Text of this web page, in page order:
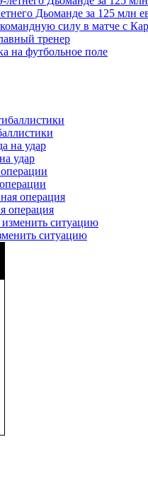
Дьоманде за 125 млн
силу в матче с
тренер
на футбольное поле
удар
операция
ситуацию